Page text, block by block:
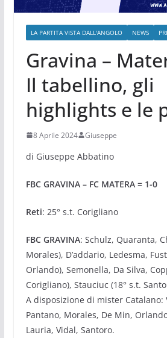
LA PARTITA VISTA DALL'ANGOLO NEWS
Gravina –
Il tabellino, gli
highlights e le
8 Aprile 2024 Giuseppe
di Giuseppe Abbatino
FBC GRAVINA – FC MATERA = 1-0
Reti: 25° s.t. Corigliano
FBC GRAVINA: Schulz, Quaranta,
Morales), D’addario, Ledesma,
Orlando), Semonella, Da Silva,
Corigliano), Stauciuc (18° s.t.
A disposizione di mister Catalano:
Pantano, Morales, De Min,
Lauria, Vidal, Santoro.